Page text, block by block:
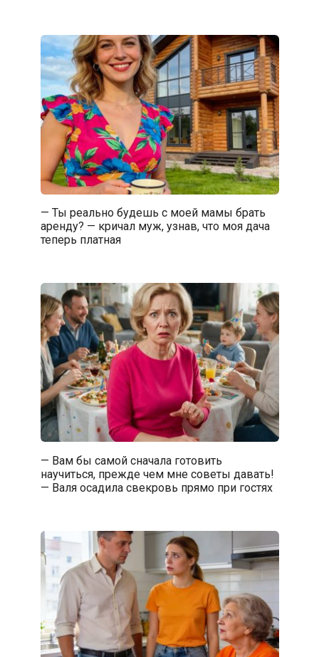
— Ты реально будешь с моей мамы брать
аренду? — кричал муж, узнав, что моя дача
теперь платная
— Вам бы самой сначала готовить
научиться, прежде чем мне советы давать!
— Валя осадила свекровь прямо при гостях